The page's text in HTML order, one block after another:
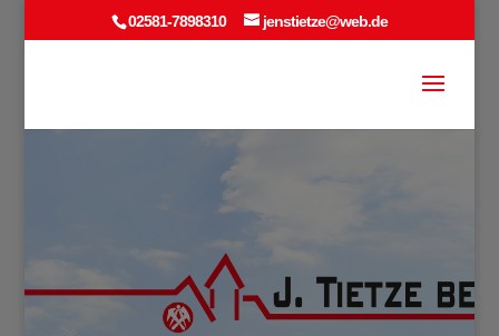
02581-7898310 jenstietze@web.de